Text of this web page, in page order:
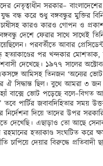
নেতৃত্বাধীন সরকার–
বন্ধ করে শুধু বঙ্গবন্ধুর মুক্তির
কারও কারও গোপন ও প্রকাশ্য
দেশে ফেরার সাথে সাথেই
পরবর্তীতে আবার
হত্যাকাণ্ডের পর খন্দকার
দেখেছে। ১৯৭৭ সালের
আমিসহ তিনজন ‘অন্যের
ছিল। বুথে আমরা ৩ জন
বাক্সে ভোট পড়েছে বলে–বিগত
পার্টির জবাবদিহিতার সময়
দিয়ে তাদের উপর
দেখেছি। এছাড়াও তো আছে
হত্যাকাণ্ড সংঘটিত করে
দেয়ার বিরুদ্ধে প্রতিবাদী